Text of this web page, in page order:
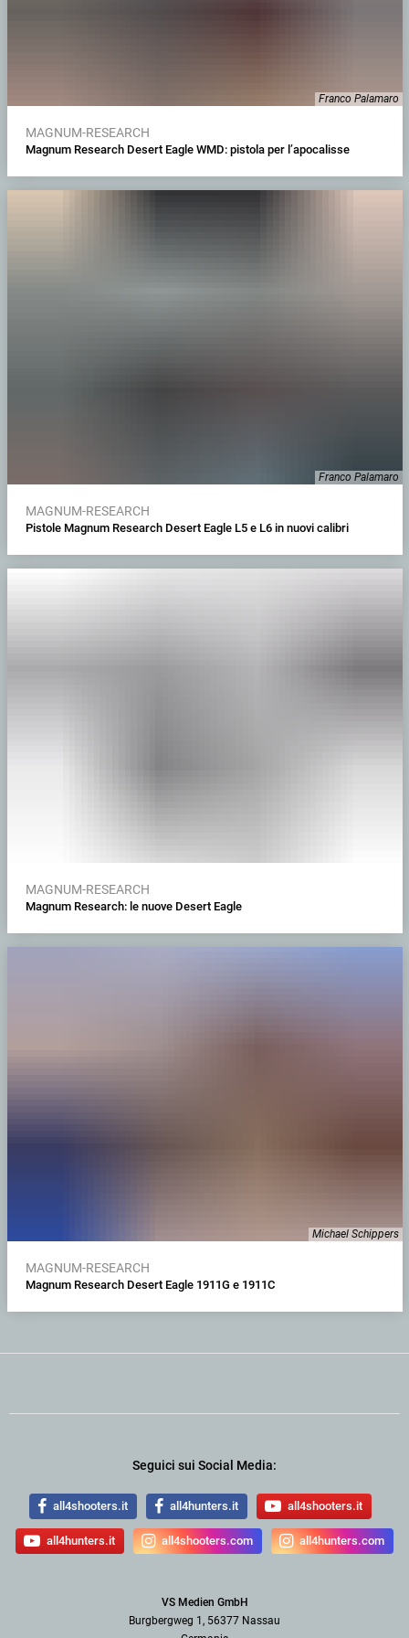
Franco Palamaro
MAGNUM-RESEARCH
Magnum Research Desert Eagle WMD: pistola per l’apocalisse
Franco Palamaro
MAGNUM-RESEARCH
Pistole Magnum Research Desert Eagle L5 e L6 in nuovi calibri
MAGNUM-RESEARCH
Magnum Research: le nuove Desert Eagle
Michael Schippers
MAGNUM-RESEARCH
Magnum Research Desert Eagle 1911G e 1911C
Seguici sui Social Media:
all4shooters.it all4hunters.it all4shooters.it
all4hunters.it all4shooters.com all4hunters.com
VS Medien GmbH
Burgbergweg 1, 56377 Nassau